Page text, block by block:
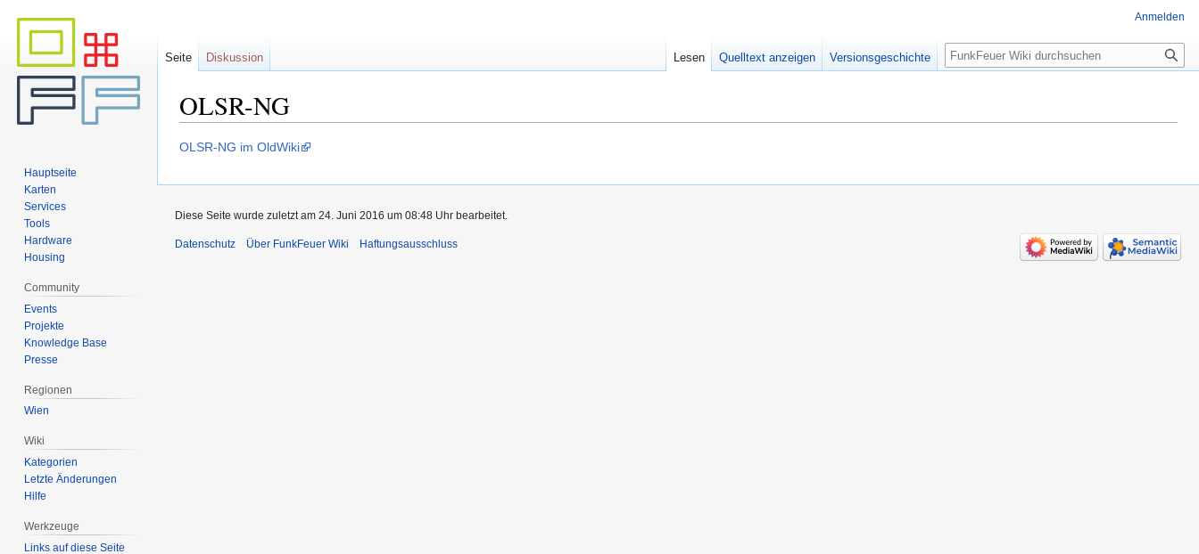
OLSR-NG
Zur
springen
Zur
springen
OLSR-NG im OldWiki
Anmelden
Seite Diskussion Lesen Quelltext anzeigen Versionsgeschichte
Suche
Hauptseite
Karten
Services
Tools
Hardware
Housing
Community
Events
Projekte
Knowledge Base
Presse
Regionen
Wien
Wiki
Kategorien
Letzte Änderungen
Hilfe
Werkzeuge
Links auf diese Seite
Diese Seite wurde zuletzt am 24. Juni 2016 um 08:48 Uhr bearbeitet.
Datenschutz Über FunkFeuer Wiki Haftungsausschluss